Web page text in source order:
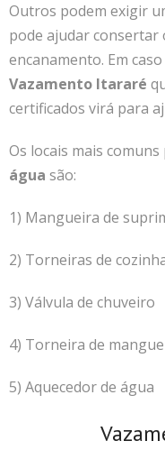
Outros podem exigir
pode ajudar consertar
encanamento. Em
Vazamento Itararé
certificados virá para
Os locais mais
água são:
1) Mangueira de
2) Torneiras de
3) Válvula de chuveiro
4) Torneira de
5) Aquecedor de água